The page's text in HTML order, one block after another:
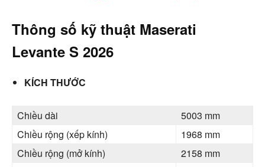
Thông số kỹ thuật Maserati
Levante S 2026
KÍCH THƯỚC
Chiều dài
5003 mm
Chiều rộng (xếp kính)
1968 mm
Chiều rộng (mở kính)
2158 mm